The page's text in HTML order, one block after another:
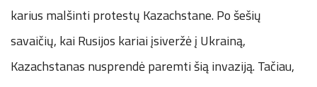
karius malšinti protestų Kazachstane. Po šešių
savaičių, kai Rusijos kariai įsiveržė į Ukrainą,
Kazachstanas nusprendė paremti šią invaziją. Tačiau,